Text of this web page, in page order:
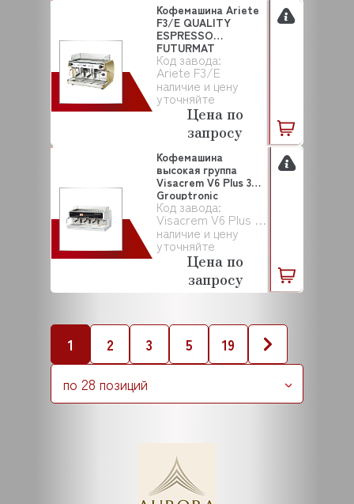
Код завода:
Ariete F3/E
наличие и цену
уточняйте
Кофемашина Ariete
F3/E QUALITY
ESPRESSO
FUTURMAT
Цена по
запросу
Код завода:
Visacrem V6 Plus 3GR Grouptronic
наличие и цену
уточняйте
Кофемашина
высокая группа
Visacrem V6 Plus 3GR
Grouptronic
QUALIT...
Цена по
запросу
1 2 3 5
19
по 28 позиций